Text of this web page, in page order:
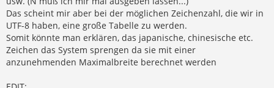
Das scheint mir aber bei der möglichen Zeichenzahl, die wir in
UTF-8 haben, eine große Tabelle zu werden.
Somit könnte man erklären, das japanische, chinesische etc.
Zeichen das System sprengen da sie mit einer
anzunehmenden Maximalbreite berechnet werden